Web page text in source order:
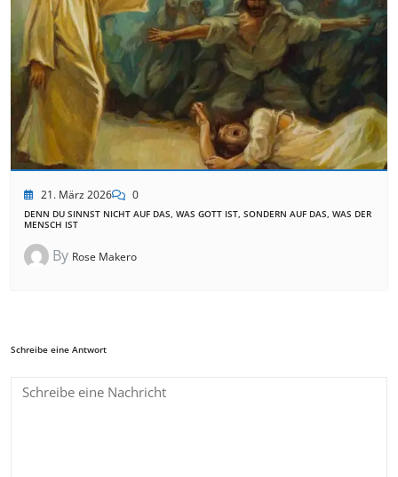
21. März 2026 0
DENN DU SINNST NICHT AUF DAS, WAS GOTT IST, SONDERN AUF DAS, WAS DER
MENSCH IST
By Rose Makero
Schreibe eine Antwort